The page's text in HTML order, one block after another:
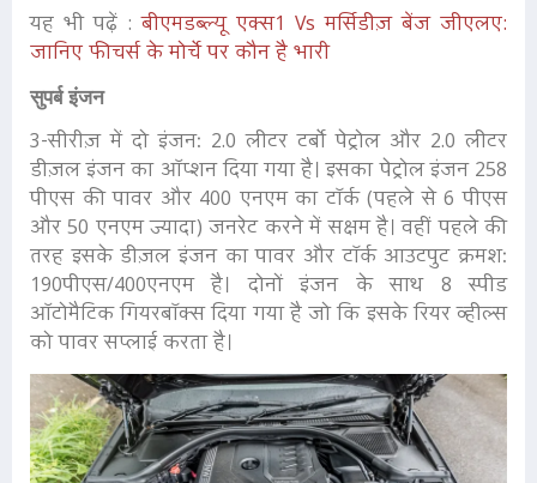
यह भी पढ़ें :बीएमडब्ल्यू एक्स1 Vs मर्सिडीज़ बेंज जीएलए:
जानिए फीचर्स के मोर्चे पर कौन है भारी
सुपर्ब इंजन
3-सीरीज़ में दो इंजनः 2.0 लीटर टर्बाे पेट्रोल और 2.0 लीटर
डीज़ल इंजन का ऑप्शन दिया गया है। इसका पेट्रोल इंजन 258
पीएस की पावर और 400 एनएम का टॉर्क (पहले से 6 पीएस
और 50 एनएम ज्यादा) जनरेट करने में सक्षम है। वहीं पहले की
तरह इसके डीज़ल इंजन का पावर और टॉर्क आउटपुट क्रमशः
190पीएस/400एनएम है। दोनों इंजन के साथ 8 स्पीड
ऑटोमैटिक गियरबॉक्स दिया गया है जो कि इसके रियर व्हील्स
को पावर सप्लाई करता है।